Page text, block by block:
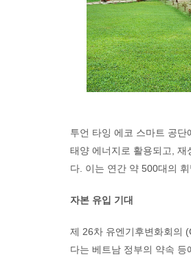
투언 타잉 에코 스마트 공
태양 에너지로 활용되고,
다. 이는 연간 약 500대의
자본 유입 기대
제 26차 유엔기후변화회의
다는 베트남 정부의 약속